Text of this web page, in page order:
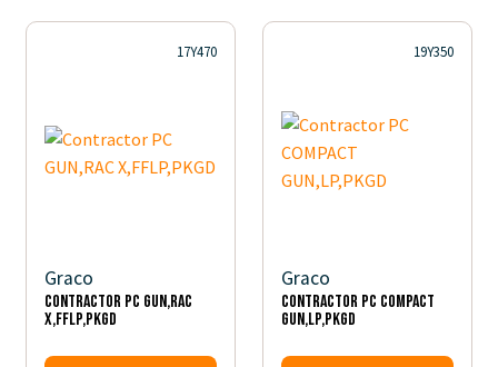
17Y470
Graco
Contractor PC GUN,RAC
X,FFLP,PKGD
19Y350
Graco
Contractor PC COMPACT
GUN,LP,PKGD